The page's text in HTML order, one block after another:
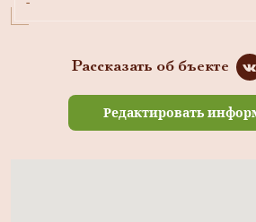
Рассказать об бъекте
Редактировать